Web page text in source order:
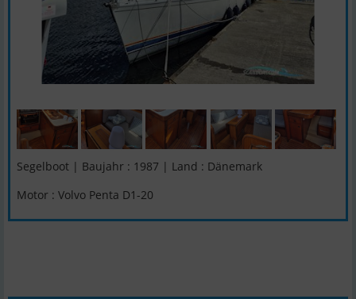
Segelboot | Baujahr : 1987 | Land : Dänemark
Motor : Volvo Penta D1-20